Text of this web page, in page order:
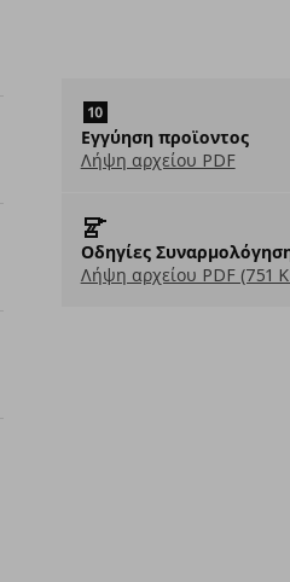
Εγγύηση προϊοντος
Λήψη αρχείου PDF
Οδηγίες
Λήψη αρχείου PDF (751